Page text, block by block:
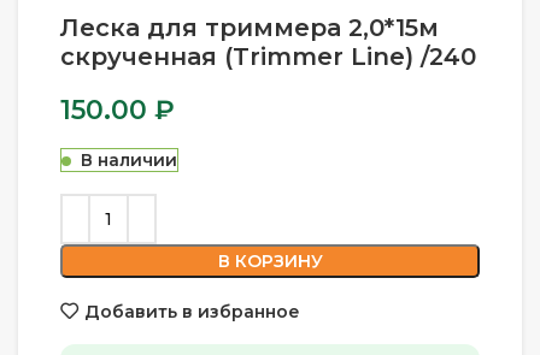
Леска для триммера 2,0*15м
скрученная (Trimmer Line) /240
150.00 ₽
В наличии
В КОРЗИНУ
Добавить в избранное